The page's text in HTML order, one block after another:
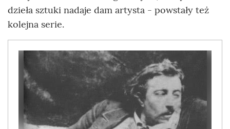
dzieła sztuki nadaje dam artysta - powstały też
kolejna serie.